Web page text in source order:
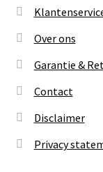
Over ons
Garantie &
Contact
Disclaimer
Privacy